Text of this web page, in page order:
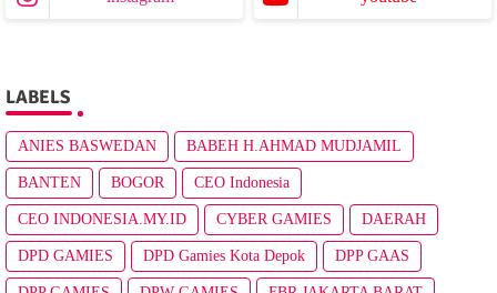
LABELS
ANIES BASWEDAN BABEH H.AHMAD MUDJAMIL
BANTEN BOGOR CEO Indonesia
CEO INDONESIA.MY.ID CYBER GAMIES DAERAH
DPD GAMIES DPD Gamies Kota Depok DPP GAAS